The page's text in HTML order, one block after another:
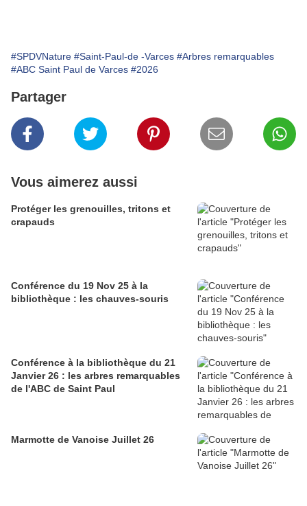
#SPDVNature #Saint-Paul-de -Varces #Arbres remarquables
#ABC Saint Paul de Varces #2026
Partager
Vous aimerez aussi
Protéger les grenouilles, tritons et
crapauds
Conférence du 19 Nov 25 à la
bibliothèque : les chauves-souris
Conférence à la bibliothèque du 21
Janvier 26 : les arbres remarquables
de l'ABC de Saint Paul
Marmotte de Vanoise Juillet 26